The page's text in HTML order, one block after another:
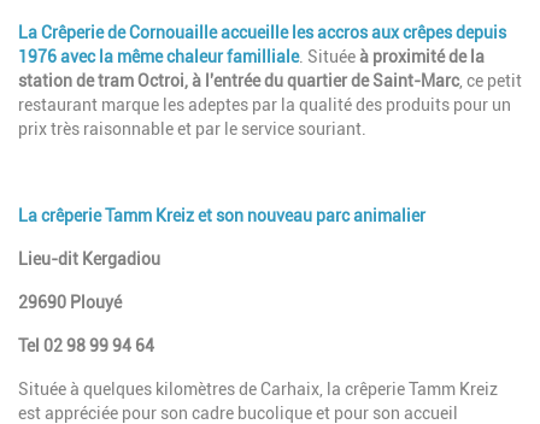
La Crêperie de Cornouaille accueille les accros aux crêpes depuis
1976 avec la même chaleur familliale. Situéeà proximité de la
station de tram Octroi, à l'entrée du quartier de Saint-Marc, ce petit
restaurant marque les adeptes par la qualité des produits pour un
prix très raisonnable et par le service souriant.
La crêperie Tamm Kreiz et son nouveau parc animalier
Lieu-dit Kergadiou
29690 Plouyé
Tel 02 98 99 94 64
Située à quelques kilomètres de Carhaix, la crêperie Tamm Kreiz
est appréciée pour son cadre bucolique et pour son accueil